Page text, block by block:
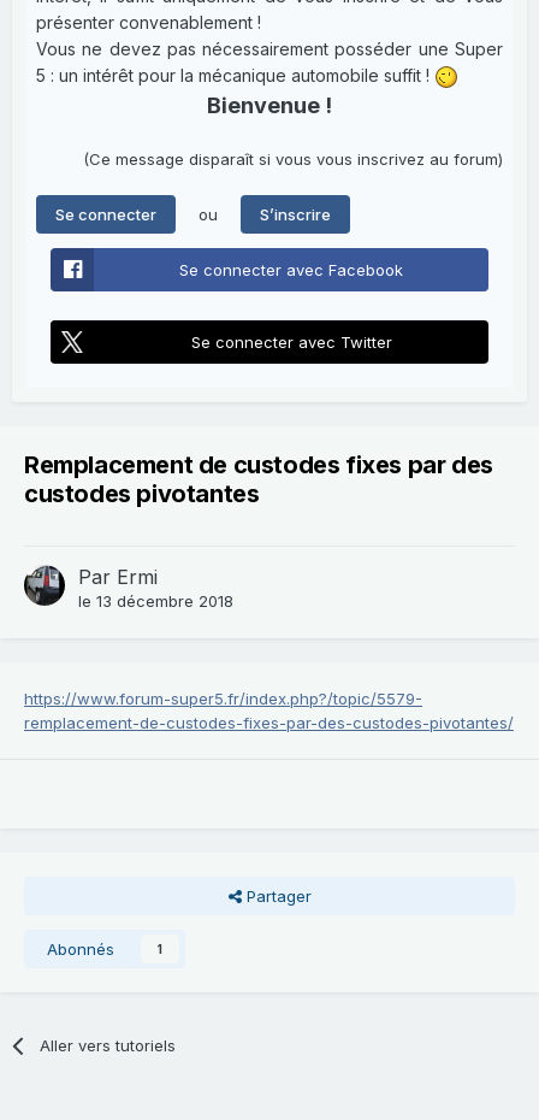
présenter convenablement !
Vous ne devez pas nécessairement posséder une Super
5 : un intérêt pour la mécanique automobile suffit !
Bienvenue !
(Ce message disparaît si vous vous inscrivez au forum)
Se connecter ou S’inscrire
Se connecter avec Facebook
Se connecter avec Twitter
Remplacement de custodes fixes par des
custodes pivotantes
Par Ermi
le 13 décembre 2018
https://www.forum-super5.fr/index.php?/topic/5579-
remplacement-de-custodes-fixes-par-des-custodes-pivotantes/
Partager
Abonnés 1
Aller vers tutoriels